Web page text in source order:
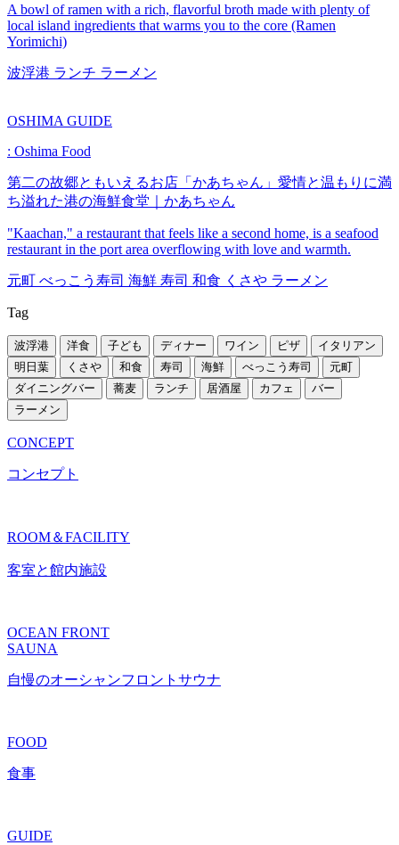
A bowl of ramen with a rich, flavorful broth made with plenty of
local island ingredients that warms you to the core (Ramen
Yorimichi)
波浮港 ランチ ラーメン
OSHIMA GUIDE
: Oshima Food
第二の故郷ともいえるお店「かあちゃん」愛情と温もりに満
ち溢れた港の海鮮食堂｜かあちゃん
"Kaachan," a restaurant that feels like a second home, is a seafood
restaurant in the port area overflowing with love and warmth.
元町 べっこう寿司 海鮮 寿司 和食 くさや ラーメン
Tag
波浮港 洋食 子ども ディナー ワイン ピザ
イタリアン
明日葉
くさや 和食 寿司 海鮮 べっこう寿司
元町
ダイニングバー
蕎麦 ランチ 居酒屋 カフェ
バー
ラーメン
CONCEPT
コンセプト
ROOM＆FACILITY
客室と館内施設
OCEAN FRONT
SAUNA
自慢のオーシャンフロントサウナ
FOOD
食事
GUIDE